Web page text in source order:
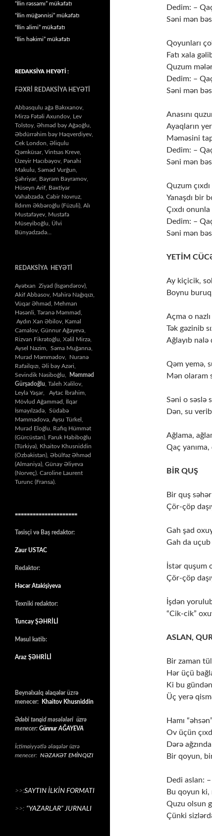
Dedim: –
Səni mən
Qoyunları
Fatı xala
Quzum
Dedim: –
Səni mən
Anasını
Ayaqların
Məməsini
Dedim: –
Səni mən
Quzum
Yanaşdı bir
Çıxdı
Dedim: –
Səni mən
YETİM
Ay kiçicik,
Boynu
Açma o
Tək gəzinib
Ağlayıb nalə
Qəm yemə,
Mən olaram
Səni o səslə
Dən, su
Ağlama,
Qaç
BİR QUŞ
Bir quş
Çör-çöp
Gah şad
Gah da
İstər quşum
Çör-çöp
İşdən
“Cik-cik”
ASLAN,
Bir zaman
Hər üçü
Ki bu
Üç yerə
Hamı
Ov üçün
Dərə
Bir qoyun,
Dedi aslan:
Bu qoyun ki,
Quzu olsun
Çünki
“İlin rəssamı” mükafatı
“İlin müğənnisi” mükafatı
“İlin alimi” mükafatı
“İlin həkimi” mükafatı
REDAKSİYA HEYƏTİ :
FƏXRİ REDAKSİYA HEYƏTİ
Abbasqulu ağa Bakıxanov,
Mirzə Fətəli Axundov, Lev
Tolstoy, Əhməd bəy Ağaoğlu,
Əbdürrəhim bəy Haqverdiyev,
Cek London, Əliqulu
Qəmküsar, Vintsas Kreve,
Üzeyir Hacıbəyov, Pənahi
Makulu, Səməd Vurğun,
Şəhriyar, Bayram Bayramov,
Hüseyn Arif, Bəxtiyar
Vahabzadə, Cabir Novruz,
İldırım Əkbəroğlu (Füzuli), Alı
Mustafayev, Mustafa
Müseyiboğlu, Ülvi
Bünyadzadə…
REDAKSİYA HEYƏTİ
Ayətxan Ziyad (İsgəndərov),
Akif Abbasov, Mahirə Nağıqızı,
Vüqar Əhməd, Mehman
Həsənli, Təranə Məmməd,
Aydın Xan Əbilov, Kamal
Camalov, Günnur Ağayeva,
Rizvan Fikrətoğlu, Xəlil Mirzə,
Aysel Nazim, Səma Muğanna,
Murad Məmmədov, Nuranə
Rafailqızı, Əli bəy Azəri,
Sevindik Nəsiboğlu,
Məmməd
Gürşadoğlu , Taleh Xəlilov,
Leyla Yaşar, Aytac İbrahim,
Mövlud Ağamməd, İlqar
İsmayılzadə, Südabə
Məmmədova, Aysu Türkel,
Murad Eloğlu, Rafiq Hümmət
(Gürcüstan), Faruk Habiboğlu
(Türkiyə), Khaitov Khusniddin
(Özbəkistan), Əbülfəz Əhməd
(Almaniya), Günay Əliyeva
(Norveç). Caroline Laurent
Turunc (Fransa).
=====================
Təsisçi və Baş redaktor:
Zaur USTAC
Redaktor:
Həcər Atakişiyeva
Texniki redaktor:
Tuncay ŞƏHRİLİ
Məsul katib:
Araz ŞƏHRİLİ
Beynəlxalq əlaqələr üzrə
menecer:
Khaitov Khusniddin
Ədəbi tənqid məsələləri üzrə
menecer: Günnur AĞAYEVA
İctimaiyyətlə əlaqələr üzrə
menecer: NƏZAKƏT EMİNQIZI
>>:SAYTIN İLKİN FORMATI
>>: “YAZARLAR” JURNALI